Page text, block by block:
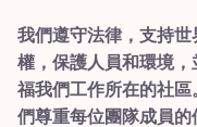
我們遵守法律，支持世
權，保護人員和環境，
福我們工作所在的社區
們尊重每位團隊成員的